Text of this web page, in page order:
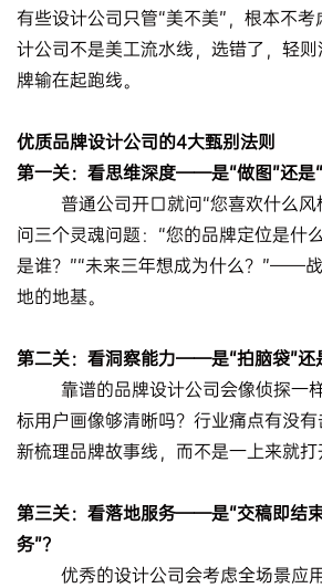
有些设计公司只管“美不美”，根本不
计公司不是美工流水线，选错了，轻
牌输在起跑线。
优质品牌设计公司的4大甄别法则
第一关：看思维深度——是“做图”还是“
普通公司开口就问“您喜欢什么风
问三个灵魂问题：“您的品牌定位是什
是谁？”“未来三年想成为什么？”——
地的地基。
第二关：看洞察能力——是“拍脑袋”还
靠谱的品牌设计公司会像侦探一样
标用户画像够清晰吗？行业痛点有没
新梳理品牌故事线，而不是一上来就打
第三关：看落地服务——是“交稿即结
务”？
优秀的设计公司会考虑全场景应用